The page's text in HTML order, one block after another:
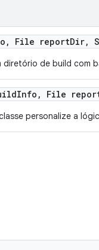
, File reportDir,
diretório de build com
Info , File
personalize a